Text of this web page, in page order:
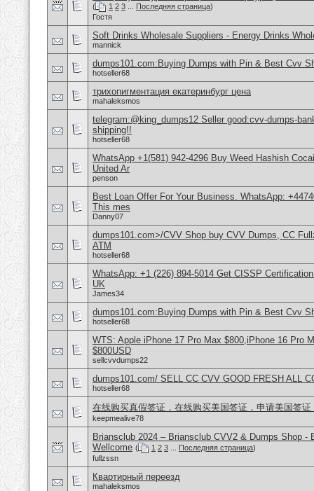
( 1 2 3 Последняя страница)
Гостя
Soft Drinks Wholesale Suppliers - Energy Drinks
mannick
dumps101.com:Buying Dumps with Pin & Best Cvv
hotseller68
трихопигментация екатеринбург цена
mahaleksmos
telegram:@king_dumps12 Seller good:cvv-dumps-
shipping!!
hotseller68
WhatsApp +1(581) 942-4296 Buy Weed Hashish
United Ar
penson
Best Loan Offer For Your Business. WhatsApp:
This mes
Danny07
dumps101.com>/CVV Shop buy CVV Dumps, CC
ATM
hotseller68
WhatsApp: +1 (226) 894-5014​ Get CISSP
UK
James34
dumps101.com:Buying Dumps with Pin & Best Cvv
hotseller68
WTS: Apple iPhone 17 Pro Max $800,iPhone 16 Pro
$800USD
sellcvvdumps22
dumps101.com/ SELL CC CVV GOOD FRESH ALL
hotseller68
在线购买真假签证，在线购买美国签证，申请美国签证
keepmealive78
Briansclub 2024 – Briansclub CVV2 & Dumps Shop -
Wellcome ( 1 2 3 Последняя страница)
fullzssn
Квартирный переезд
mahaleksmos